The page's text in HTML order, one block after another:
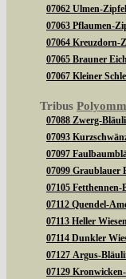
07062 Ulmen-
07063 Pflaumen-
07064 Kreuzdorn-
07065 Brauner
07067 Kleiner
Tribus
07088 Zwerg-
07093
07097
07099 Graublauer
07105
07112 Quendel-
07113 Heller
07114 Dunkler
07127 Argus-
07129